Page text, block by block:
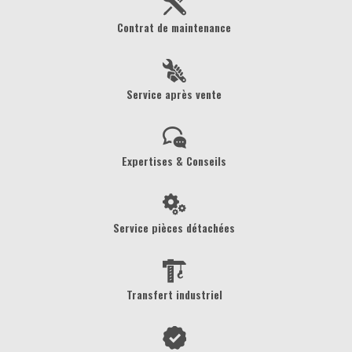
Contrat de maintenance
Service après vente
Expertises & Conseils
Service pièces détachées
Transfert industriel